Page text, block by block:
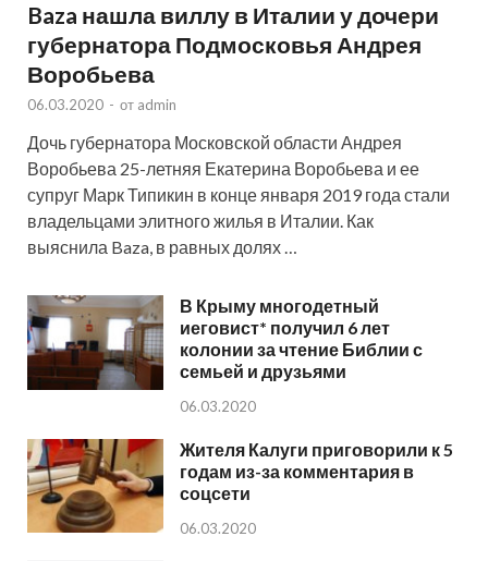
Baza нашла виллу в Италии у дочери
губернатора Подмосковья Андрея
Воробьева
06.03.2020 - от admin
Дочь губернатора Московской области Андрея
Воробьева 25-летняя Екатерина Воробьева и ее
супруг Марк Типикин в конце января 2019 года стали
владельцами элитного жилья в Италии. Как
выяснила Baza, в равных долях …
В Крыму многодетный
иеговист* получил 6 лет
колонии за чтение Библии с
семьей и друзьями
06.03.2020
Жителя Калуги приговорили к 5
годам из-за комментария в
соцсети
06.03.2020